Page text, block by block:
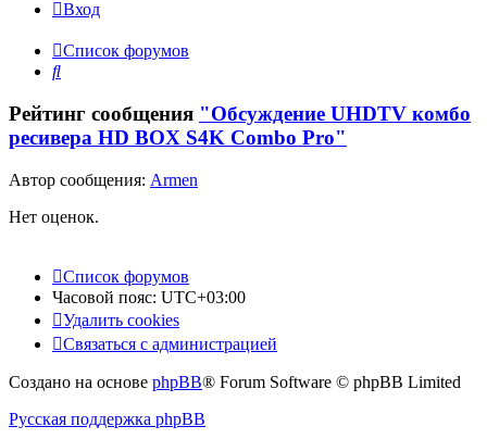
Вход
Список форумов
Поиск
Рейтинг сообщения "Обсуждение UHDTV комбо
ресивера HD BOX S4K Combo Pro"
Автор сообщения: Armen
Нет оценок.
Список форумов
Часовой пояс: UTC+03:00
Удалить cookies
Связаться с администрацией
Создано на основе phpBB® Forum Software © phpBB Limited
Русская поддержка phpBB